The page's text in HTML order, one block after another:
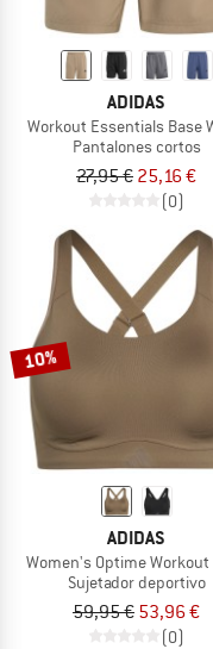
ADIDAS
Workout Essentials Base
Pantalones cortos
27,95 € 25,16 €
(0)
10%
ADIDAS
Women's Optime
Sujetador deportivo
59,95 € 53,96 €
(0)